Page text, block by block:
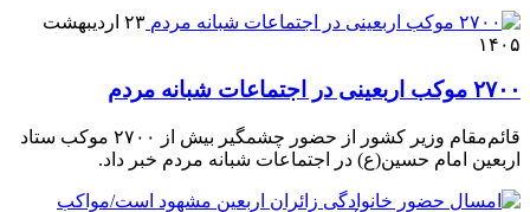
۲۳ اردیبهشت
۱۴۰۵
۲۷۰۰ موکب اربعینی در اجتماعات شبانه مردم
قائم‌مقام وزیر کشور از حضور چشمگیر بیش از ۲۷۰۰ موکب ستاد
اربعین امام حسین(ع) در اجتماعات شبانه مردم خبر داد.